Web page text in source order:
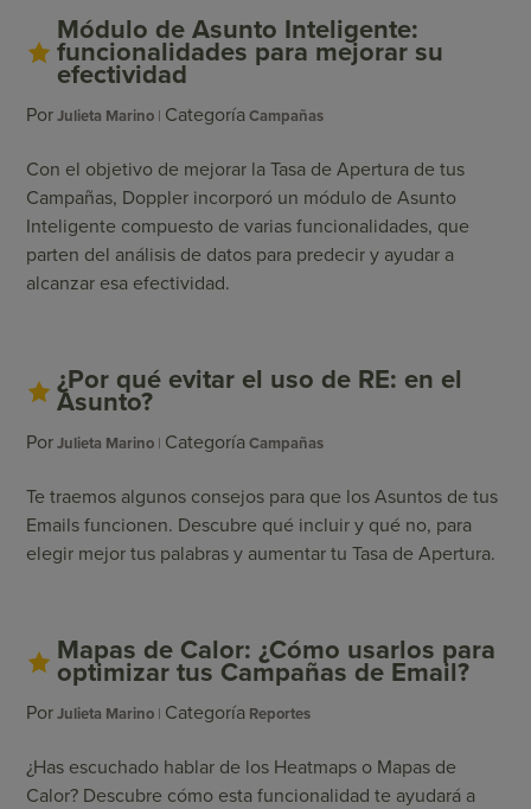
Módulo de Asunto Inteligente:
funcionalidades para mejorar su
efectividad
Por Julieta Marino Categoría Campañas
Con el objetivo de mejorar la Tasa de Apertura de tus
Campañas, Doppler incorporó un módulo de Asunto
Inteligente compuesto de varias funcionalidades, que
parten del análisis de datos para predecir y ayudar a
alcanzar esa efectividad.
¿Por qué evitar el uso de RE: en el
Asunto?
Por Julieta Marino Categoría Campañas
Te traemos algunos consejos para que los Asuntos de tus
Emails funcionen. Descubre qué incluir y qué no, para
elegir mejor tus palabras y aumentar tu Tasa de Apertura.
Mapas de Calor: ¿Cómo usarlos para
optimizar tus Campañas de Email?
Por Julieta Marino Categoría Reportes
¿Has escuchado hablar de los Heatmaps o Mapas de
Calor? Descubre cómo esta funcionalidad te ayudará a